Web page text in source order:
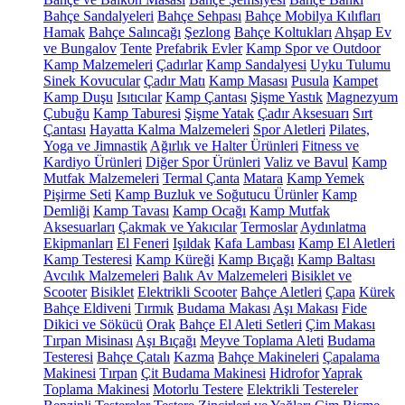
Bahçe Sandalyeleri Bahçe Sehpası Bahçe Mobilya Kılıfları
Hamak Bahçe Salıncağı Şezlong Bahçe Koltukları Ahşap Ev
ve Bungalov Tente Prefabrik Evler Kamp Spor ve Outdoor
Kamp Malzemeleri Çadırlar Kamp Sandalyesi Uyku Tulumu
Sinek Kovucular Çadır Matı Kamp Masası Pusula Kampet
Kamp Duşu Isıtıcılar Kamp Çantası Şişme Yastık Magnezyum
Çubuğu Kamp Taburesi Şişme Yatak Çadır Aksesuarı Sırt
Çantası Hayatta Kalma Malzemeleri Spor Aletleri Pilates,
Yoga ve Jimnastik Ağırlık ve Halter Ürünleri Fitness ve
Kardiyo Ürünleri Diğer Spor Ürünleri Valiz ve Bavul Kamp
Mutfak Malzemeleri Termal Çanta Matara Kamp Yemek
Pişirme Seti Kamp Buzluk ve Soğutucu Ürünler Kamp
Demliği Kamp Tavası Kamp Ocağı Kamp Mutfak
Aksesuarları Çakmak ve Yakıcılar Termoslar Aydınlatma
Ekipmanları El Feneri Işıldak Kafa Lambası Kamp El Aletleri
Kamp Testeresi Kamp Küreği Kamp Bıçağı Kamp Baltası
Avcılık Malzemeleri Balık Av Malzemeleri Bisiklet ve
Scooter Bisiklet Elektrikli Scooter Bahçe Aletleri Çapa Kürek
Bahçe Eldiveni Tırmık Budama Makası Aşı Makası Fide
Dikici ve Sökücü Orak Bahçe El Aleti Setleri Çim Makası
Tırpan Misinası Aşı Bıçağı Meyve Toplama Aleti Budama
Testeresi Bahçe Çatalı Kazma Bahçe Makineleri Çapalama
Makinesi Tırpan Çit Budama Makinesi HidroforYaprak
Toplama Makinesi Motorlu Testere Elektrikli Testereler